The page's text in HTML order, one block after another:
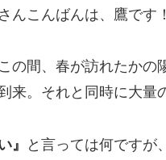
んこんばんは、鷹です！
の間、春が訪れたかの
来。それと同時に大量
』
と言っては何ですが